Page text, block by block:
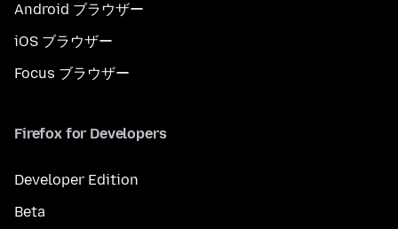
Android ブラウザー
iOS ブラウザー
Focus ブラウザー
Firefox for Developers
Developer Edition
Beta